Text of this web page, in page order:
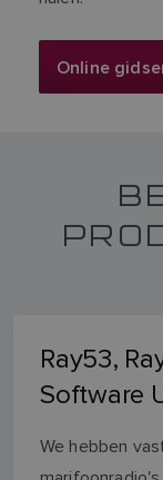
Online
Ray53,
Software
We hebben